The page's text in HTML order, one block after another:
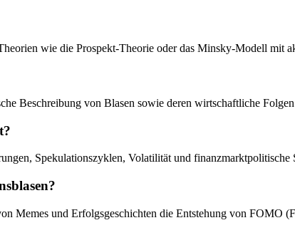
wie die Prospekt-Theorie oder das Minsky-Modell
Beschreibung von Blasen sowie deren wirtschaftliche
Spekulationszyklen, Volatilität und finanzmarktpolitische
Memes und Erfolgsgeschichten die Entstehung von FOMO